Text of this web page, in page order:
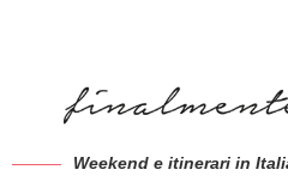
Weekend e itinerari in